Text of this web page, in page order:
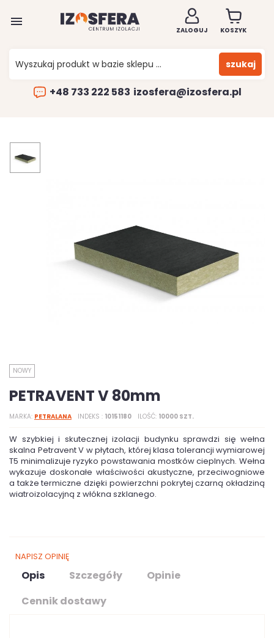

ZALOGUJ KOSZYK
szukaj
+48 733 222 583 izosfera@izosfera.pl
NOWY
PETRAVENT V 80mm
MARKA PETRALANA INDEKS 10151180 ILOŚĆ 10000 SZT.
W szybkiej i skutecznej izolacji budynku sprawdzi się wełna
skalna Petravent V w płytach, której klasa tolerancji wymiarowej
T5 minimalizuje ryzyko powstawania mostków cieplnych. Wełna
wykazuje doskonałe właściwości akustyczne, przeciwogniowe
a także termiczne dzięki powierzchni pokrytej czarną okładziną
wiatroizolacyjną z włókna szklanego.
NAPISZ OPINIĘ
Opis Szczegóły
Opinie
Cennik dostawy